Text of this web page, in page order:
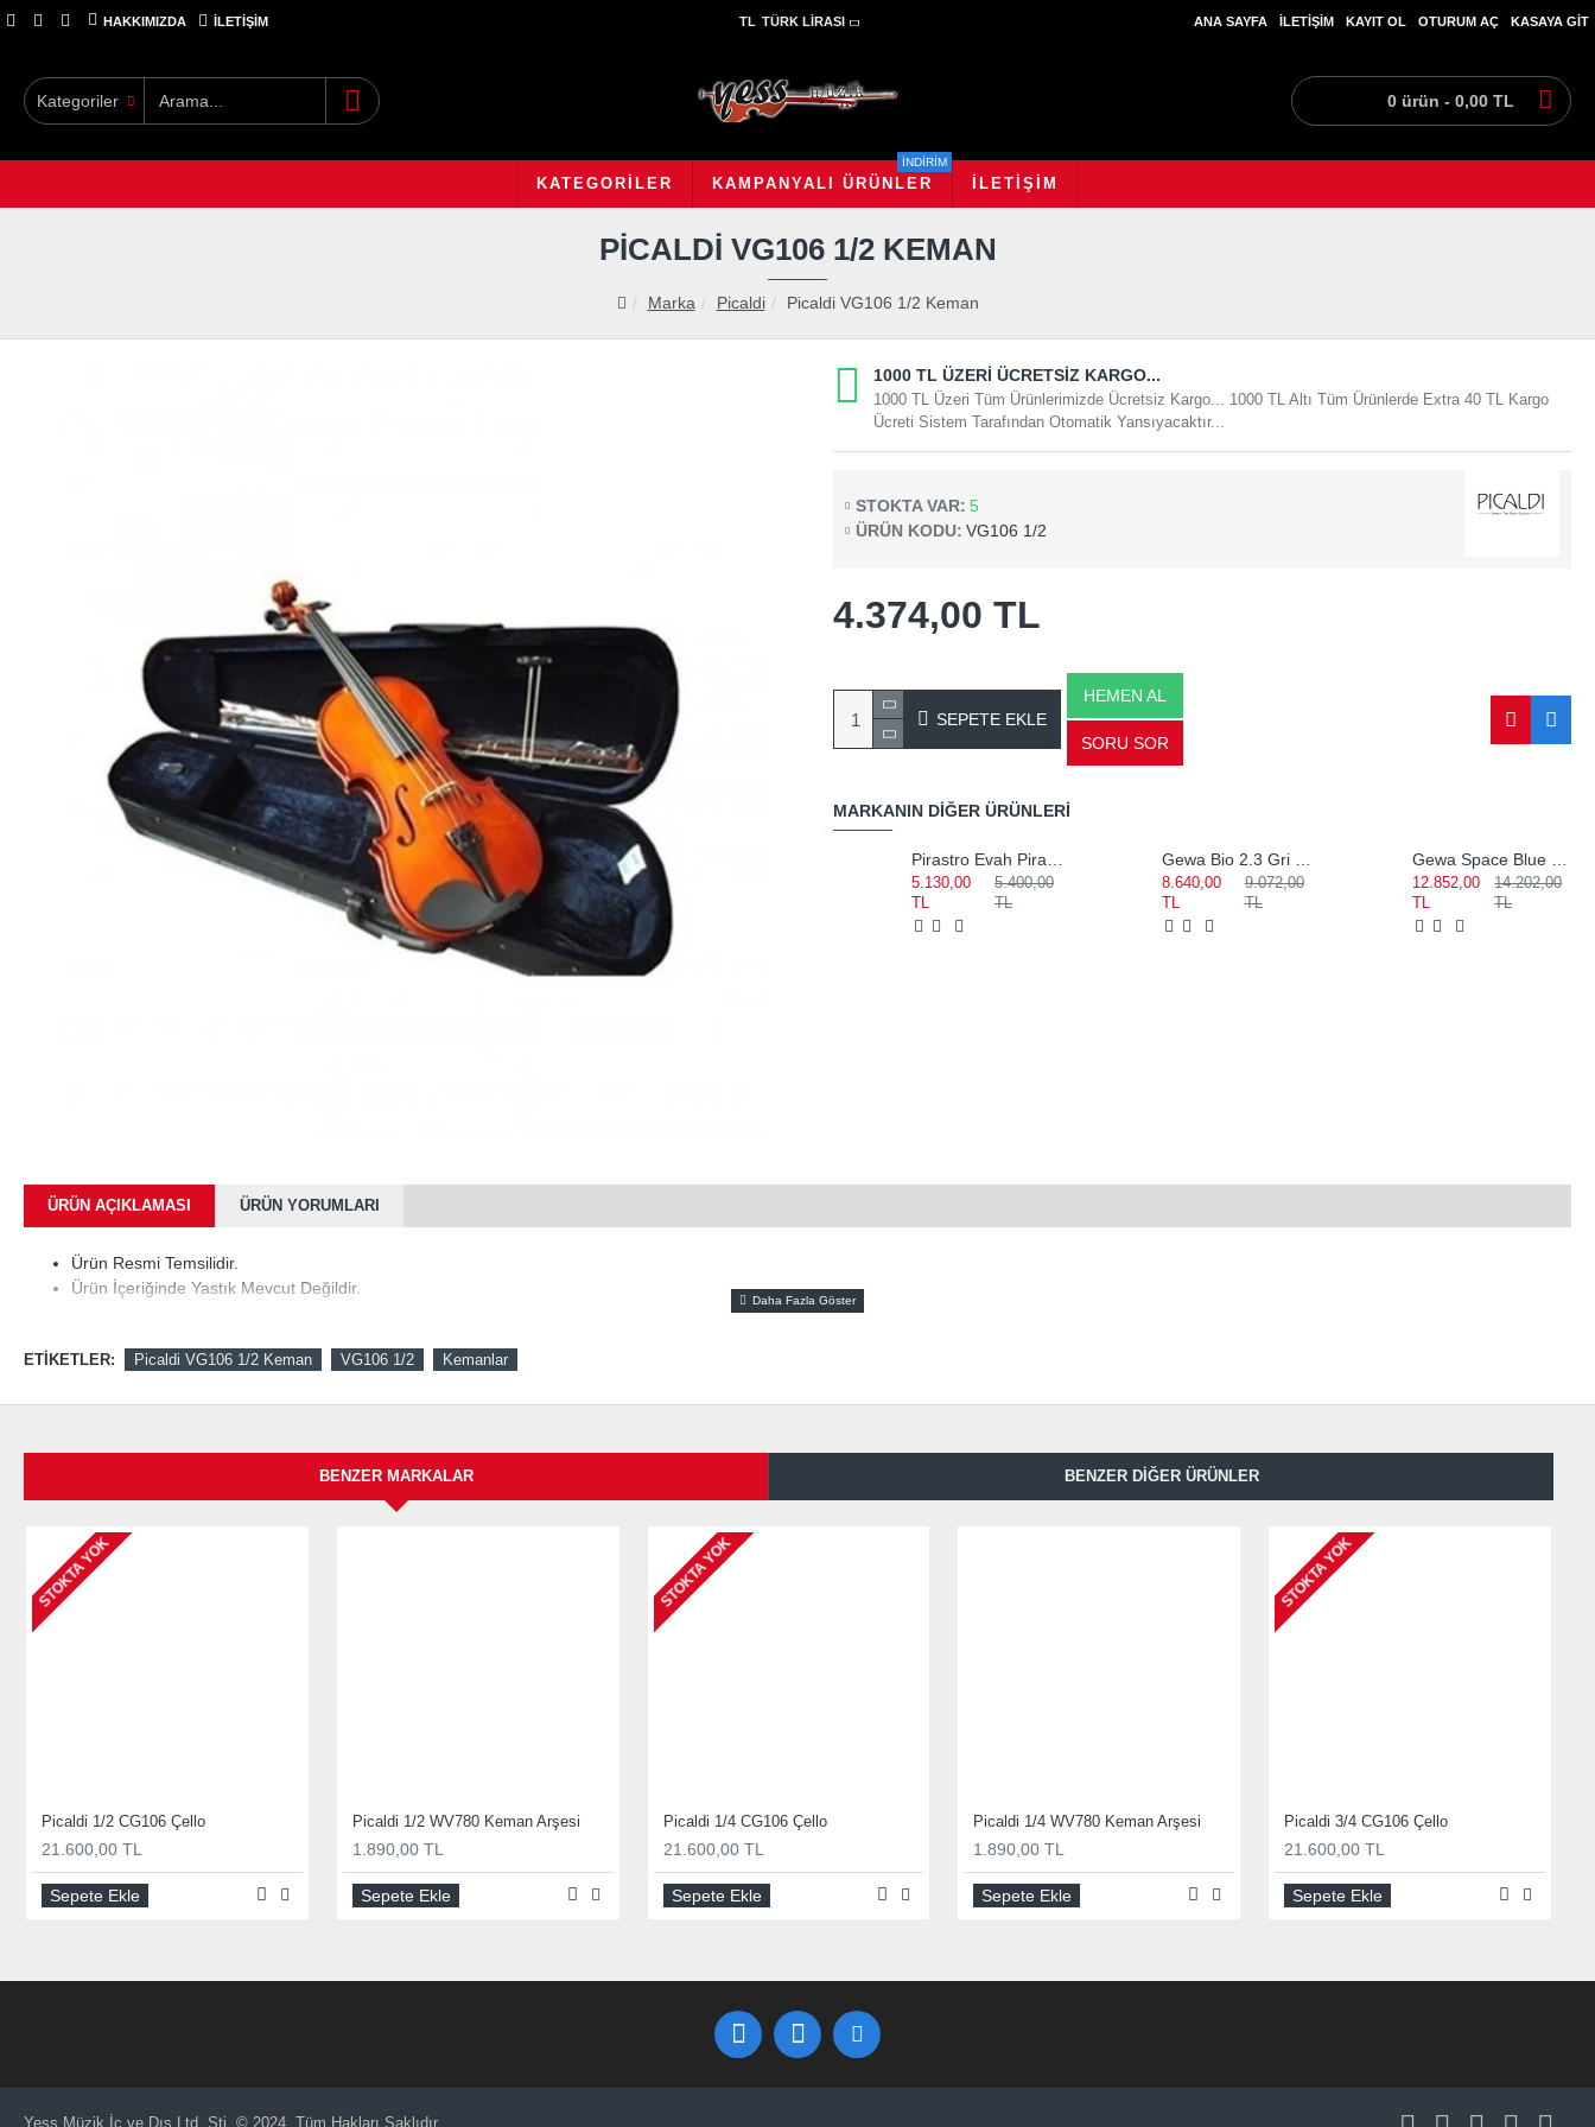
HAKKIMIZDA İLETIŞIM TL TÜRK LIRASI ANA SAYFA İLETIŞIM KAYIT OL OTURUM AÇ KASAYA GIT
Kategoriler 0 ürün - 0,00 TL
KATEGORILER KAMPANYALI ÜRÜNLER
İNDİRİM
İLETIŞIM
Marka Picaldi Picaldi VG106 1/2 Keman
PICALDI VG106 1/2 KEMAN
1000 TL ÜZERI ÜCRETSIZ KARGO...
1000 TL Üzeri Tüm Ürünlerimizde Ücretsiz Kargo... 1000 TL Altı Tüm Ürünlerde Extra 40 TL Kargo
Ücreti Sistem Tarafından Otomatik Yansıyacaktır...
STOKTA VAR: 5
ÜRÜN KODU: VG106 1/2
4.374,00 TL
SEPETE EKLE
HEMEN AL
SORU SOR
MARKANIN DIĞER ÜRÜNLERI
5.130,00
TL
5.400,00
TL
8.640,00
TL
9.072,00
TL
12.852,00
TL
14.202,00
TL
ÜRÜN AÇIKLAMASI ÜRÜN YORUMLARI
Ürün Resmi Temsilidir.
Ürün İçeriğinde Yastık Mevcut Değildir.
ETIKETLER: Picaldi VG106 1/2 Keman VG106 1/2 Kemanlar
BENZER MARKALAR BENZER DIĞER ÜRÜNLER
STOKTA YOK
Picaldi 1/2 CG106 Çello
21.600,00 TL
Sepete Ekle
Picaldi 1/2 WV780 Keman Arşesi
1.890,00 TL
Sepete Ekle
STOKTA YOK
Picaldi 1/4 CG106 Çello
21.600,00 TL
Sepete Ekle
Picaldi 1/4 WV780 Keman Arşesi
1.890,00 TL
Sepete Ekle
STOKTA YOK
Picaldi 3/4 CG106 Çello
21.600,00 TL
Sepete Ekle
Yess Müzik İç ve Dış Ltd. Şti. © 2024, Tüm Hakları Saklıdır.